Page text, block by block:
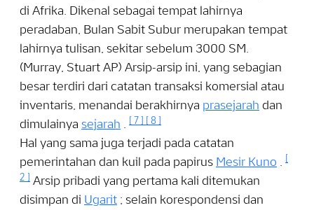
di Afrika. Dikenal sebagai tempat lahirnya
peradaban, Bulan Sabit Subur merupakan tempat
lahirnya tulisan, sekitar sebelum 3000 SM.
(Murray, Stuart AP) Arsip-arsip ini, yang sebagian
besar terdiri dari catatan transaksi komersial atau
inventaris, menandai berakhirnya prasejarah dan
dimulainya sejarah . 7 8
Hal yang sama juga terjadi pada catatan
pemerintahan dan kuil pada papirus Mesir Kuno .
2
Arsip pribadi yang pertama kali ditemukan
disimpan di Ugarit ; selain korespondensi dan